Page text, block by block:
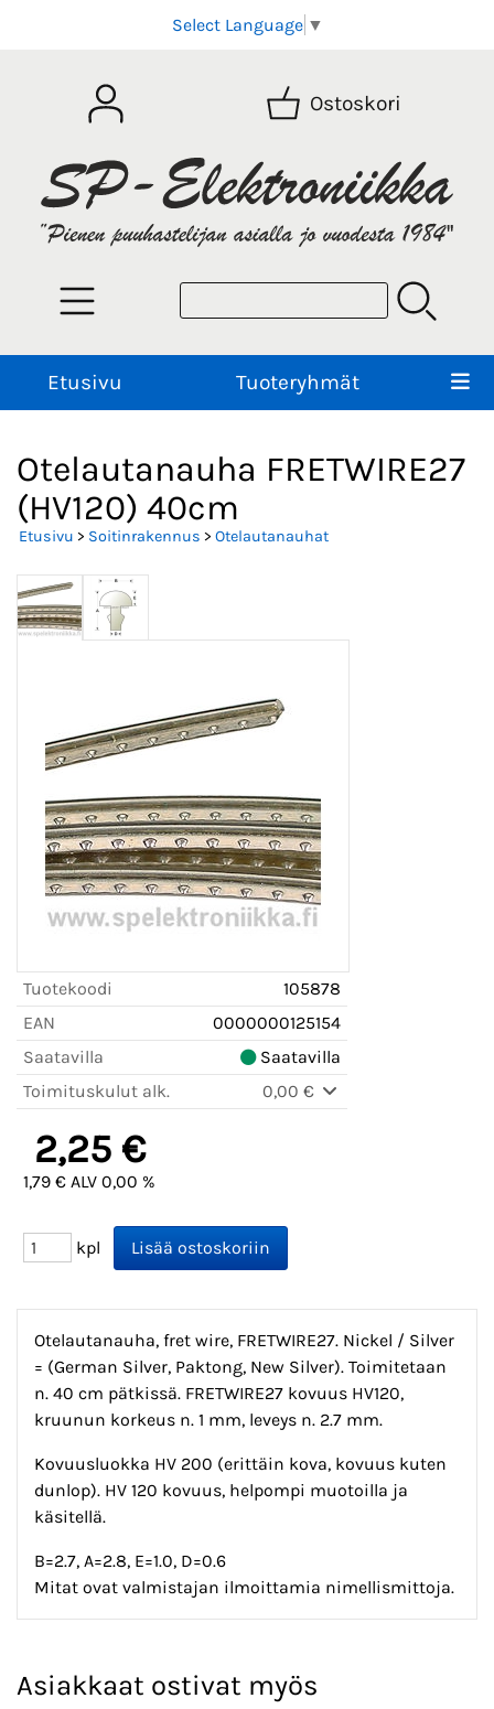
Select Language ▼
Ostoskori
Etusivu Tuoteryhmät
Otelautanauha FRETWIRE27
(HV120) 40cm
Etusivu > Soitinrakennus > Otelautanauhat
Tuotekoodi
105878
EAN
0000000125154
Saatavilla
Saatavilla
Toimituskulut alk.
0,00 €
2,25 €
1,79 € ALV 0,00 %
kpl
Otelautanauha, fret wire, FRETWIRE27. Nickel / Silver
= (German Silver, Paktong, New Silver). Toimitetaan
n. 40 cm pätkissä. FRETWIRE27 kovuus HV120,
kruunun korkeus n. 1 mm, leveys n. 2.7 mm.
Kovuusluokka HV 200 (erittäin kova, kovuus kuten
dunlop). HV 120 kovuus, helpompi muotoilla ja
käsitellä.
B=2.7, A=2.8, E=1.0, D=0.6
Mitat ovat valmistajan ilmoittamia nimellismittoja.
Asiakkaat ostivat myös